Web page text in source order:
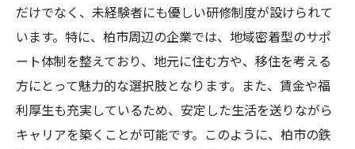
だけでなく、未経験者にも優しい研修制度が設けられて
います。特に、柏市周辺の企業では、地域密着型のサポ
ート体制を整えており、地元に住む方や、移住を考える
方にとって魅力的な選択肢となります。また、賃金や福
利厚生も充実しているため、安定した生活を送りながら
キャリアを築くことが可能です。このように、柏市の鉄